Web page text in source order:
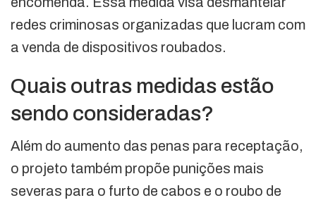
redes criminosas organizadas que lucram com
a venda de dispositivos roubados.
Quais outras medidas estão
sendo consideradas?
Além do aumento das penas para receptação,
o projeto também propõe punições mais
severas para o furto de cabos e o roubo de